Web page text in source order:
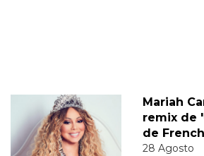
Mariah
remix de
de
28 Agosto